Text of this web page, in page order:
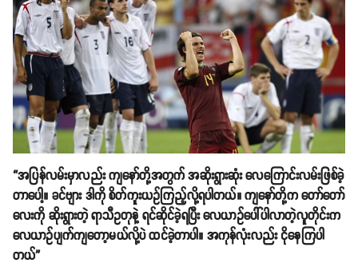
“အပြန်လမ်းမှာလည်း ကျနော်တို့အတွက် အဆိုးရွားဆုံး လေကြောင်းလမ်းဖြစ်ခဲ့
တာပေါ့။ ခင်ဗျား ဒါကို စိတ်ကူးယဥ်ကြည့်လို့ရပါတယ်။ ကျနော်တို့က တော်တော်
လေးကို ဆိုးရွားတဲ့ ရာသီဥတုနဲ့ ရင်ဆိုင်ခဲ့ရပြီး လေယာဥ်ပေါ်ပါလာတဲ့လူတိုင်းက
လေယာဥ်ပျက်ကျတော့မယ်လို့ပဲ ထင်ခဲ့တာပါ။ အကုန်လုံးလည်း ငိုနေကြပါ
တယ်”